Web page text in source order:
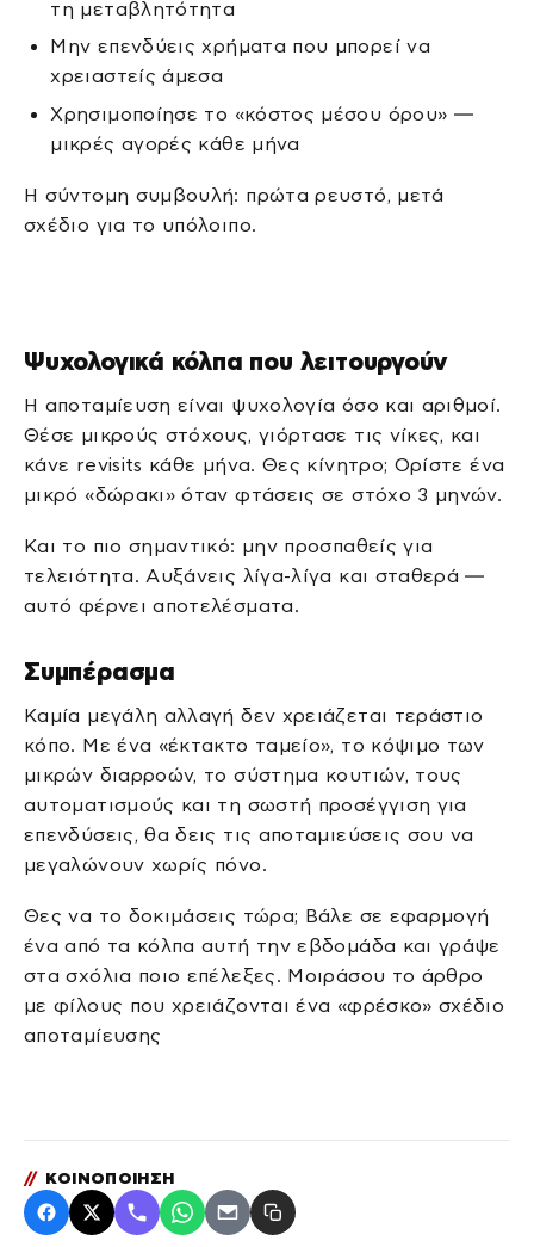
τη μεταβλητότητα
Μην επενδύεις χρήματα που μπορεί να
χρειαστείς άμεσα
Χρησιμοποίησε το «κόστος μέσου όρου» —
μικρές αγορές κάθε μήνα
Η σύντομη συμβουλή: πρώτα ρευστό, μετά
σχέδιο για το υπόλοιπο.
Ψυχολογικά κόλπα που λειτουργούν
Η αποταμίευση είναι ψυχολογία όσο και αριθμοί.
Θέσε μικρούς στόχους, γιόρτασε τις νίκες, και
κάνε revisits κάθε μήνα. Θες κίνητρο; Ορίστε ένα
μικρό «δώρακι» όταν φτάσεις σε στόχο 3 μηνών.
Και το πιο σημαντικό: μην προσπαθείς για
τελειότητα. Αυξάνεις λίγα-λίγα και σταθερά —
αυτό φέρνει αποτελέσματα.
Συμπέρασμα
Καμία μεγάλη αλλαγή δεν χρειάζεται τεράστιο
κόπο. Με ένα «έκτακτο ταμείο», το κόψιμο των
μικρών διαρροών, το σύστημα κουτιών, τους
αυτοματισμούς και τη σωστή προσέγγιση για
επενδύσεις, θα δεις τις αποταμιεύσεις σου να
μεγαλώνουν χωρίς πόνο.
Θες να το δοκιμάσεις τώρα; Βάλε σε εφαρμογή
ένα από τα κόλπα αυτή την εβδομάδα και γράψε
στα σχόλια ποιο επέλεξες. Μοιράσου το άρθρο
με φίλους που χρειάζονται ένα «φρέσκο» σχέδιο
αποταμίευσης
// ΚΟΙΝΟΠΟΙΗΣΗ